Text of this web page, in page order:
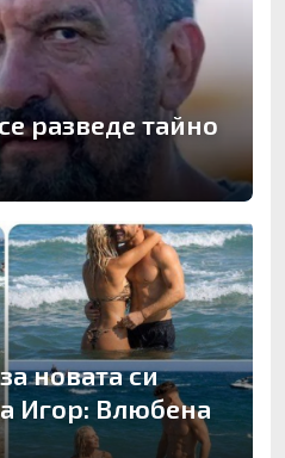
разведе тайно
новата си
Игор: Влюбена